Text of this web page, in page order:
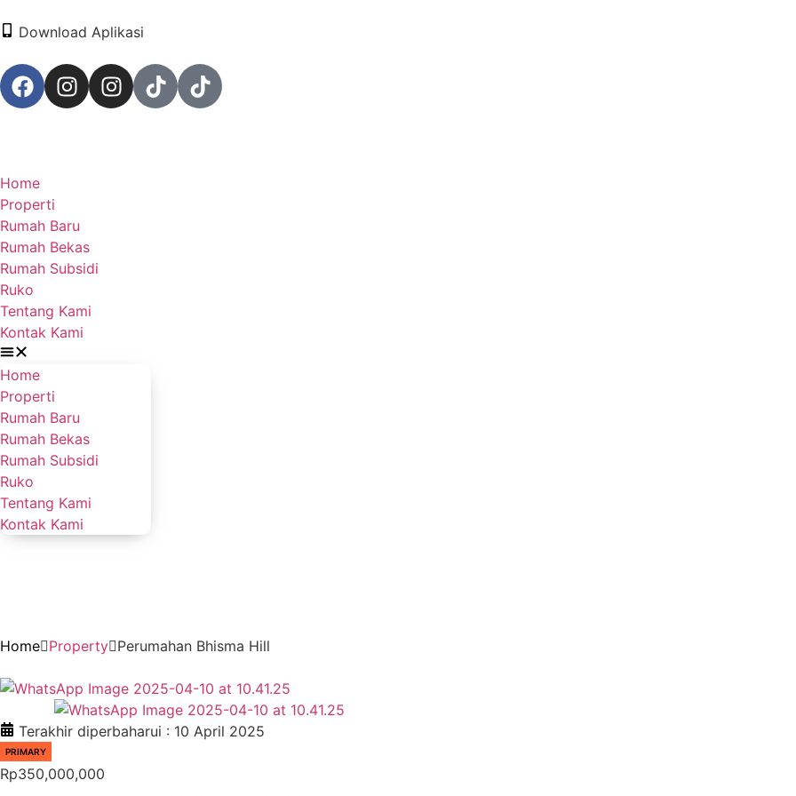
Download Aplikasi
Home
Properti
Rumah Baru
Rumah Bekas
Rumah Subsidi
Ruko
Tentang Kami
Kontak Kami
Home
Properti
Rumah Baru
Rumah Bekas
Rumah Subsidi
Ruko
Tentang Kami
Kontak Kami
Home Property Perumahan Bhisma Hill
Terakhir diperbaharui : 10 April 2025
PRIMARY
Rp350,000,000